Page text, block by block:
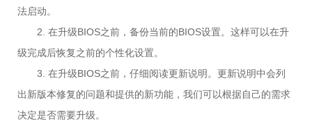
法启动。
2. 在升级BIOS之前，备份当前的BIOS设置。这样可以在升
级完成后恢复之前的个性化设置。
3. 在升级BIOS之前，仔细阅读更新说明。更新说明中会列
出新版本修复的问题和提供的新功能，我们可以根据自己的需求
决定是否需要升级。